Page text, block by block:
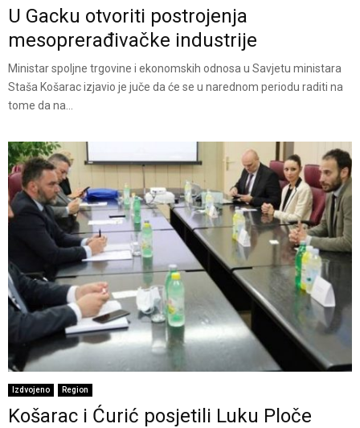
U Gacku otvoriti postrojenja
mesoprerađivačke industrije
Ministar spoljne trgovine i ekonomskih odnosa u Savjetu ministara
Staša Košarac izjavio je juče da će se u narednom periodu raditi na
tome da na...
Izdvojeno Region
Košarac i Ćurić posjetili Luku Ploče